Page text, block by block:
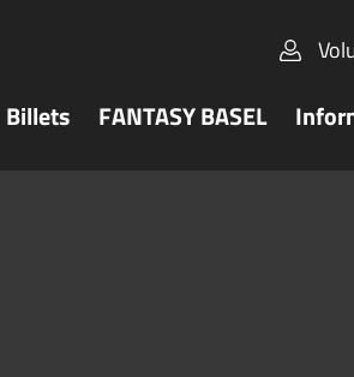
Billets FANTASY BASEL